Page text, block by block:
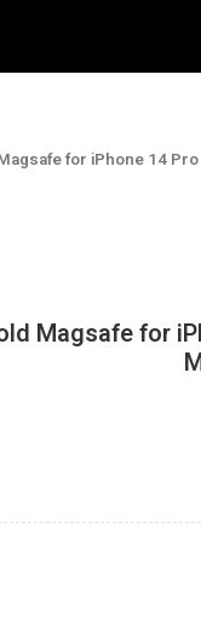
Click
for iPhone 14 Pro
Magsafe for